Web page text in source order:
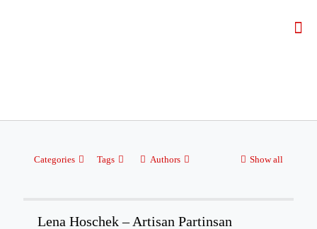
Categories Tags Authors Show all
Lena Hoschek – Artisan Partinsan